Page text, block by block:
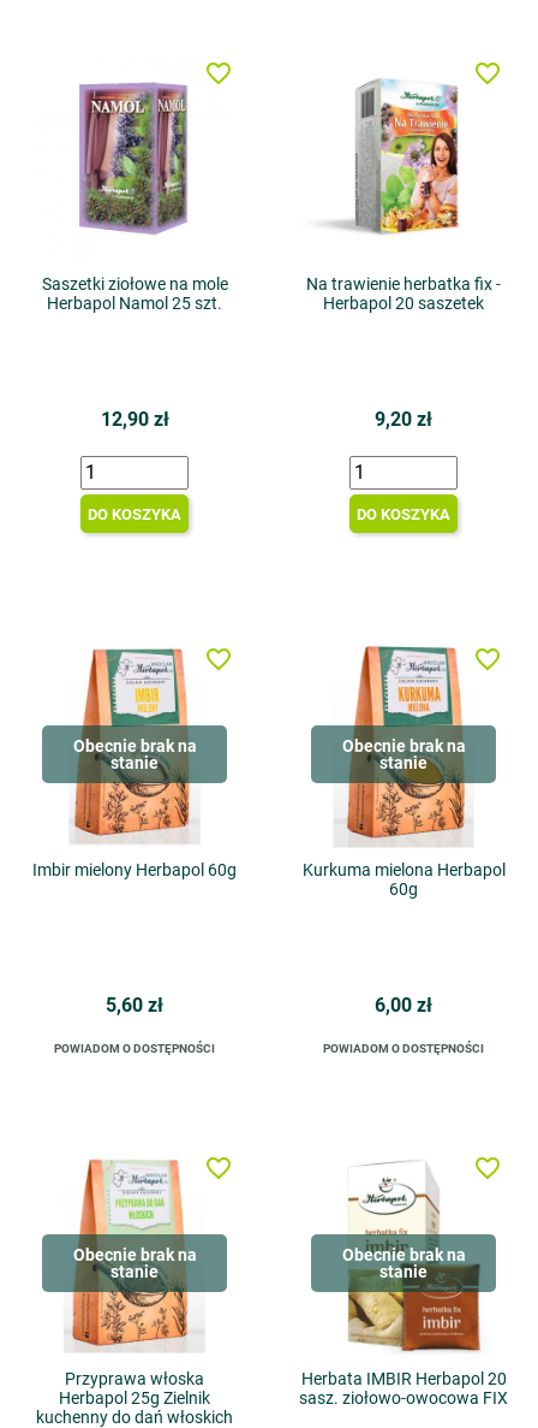
Saszetki ziołowe na mole
Herbapol Namol 25 szt.
12,90 zł
DO KOSZYKA
favorite_border
Na trawienie herbatka fix -
Herbapol 20 saszetek
9,20 zł
DO KOSZYKA
favorite_border
Obecnie brak na
stanie
Imbir mielony Herbapol 60g
5,60 zł
POWIADOM O DOSTĘPNOŚCI
favorite_border
Obecnie brak na
stanie
Kurkuma mielona Herbapol
60g
6,00 zł
POWIADOM O DOSTĘPNOŚCI
favorite_border
Obecnie brak na
stanie
Przyprawa włoska
Herbapol 25g Zielnik
kuchenny do dań włoskich
favorite_border
Obecnie brak na
stanie
Herbata IMBIR Herbapol 20
sasz. ziołowo-owocowa FIX
favorite_border